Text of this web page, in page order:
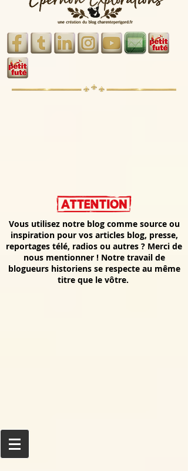
Vous utilisez notre blog comme source ou
inspiration pour vos articles blog, presse,
reportages télé, radios ou autres ? Merci de
nous mentionner ! Notre travail de
blogueurs historiens se respecte au même
titre que le vôtre.